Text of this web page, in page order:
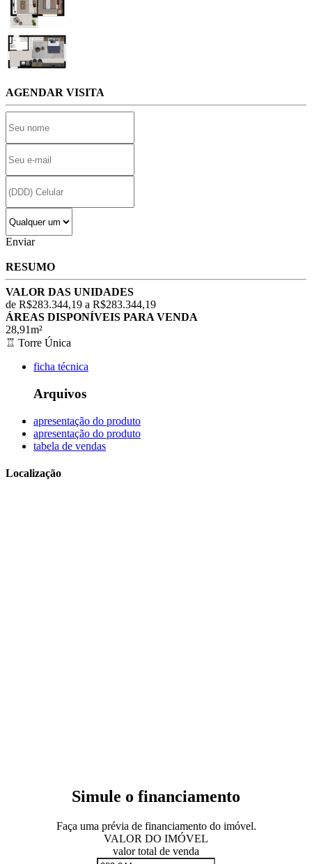
AGENDAR VISITA
Enviar
RESUMO
VALOR DAS UNIDADES
de R$283.344,19 a R$283.344,19
ÁREAS DISPONÍVEIS PARA VENDA
28,91m²
♖ Torre Única
ficha técnica
Arquivos
apresentação do produto
apresentação do produto
tabela de vendas
Localização
Simule o financiamento
Faça uma prévia de financiamento do imóvel.
VALOR DO IMÓVEL
valor total de venda